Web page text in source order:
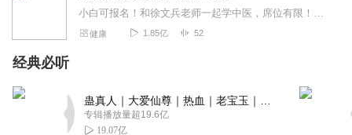
小白可报名！和徐文兵老师一起学中医，席位有限！先到先得！微信公众平台搜索：【北京厚朴中医】公众号内搜索文章【筑基四期招生开启】中医专家徐文兵经过十多年的沉淀准备...
健康 1.85亿 52
经典必听
专辑播放量超19.6亿
19.07亿